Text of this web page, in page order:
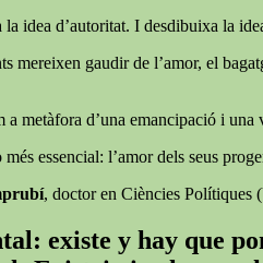
idea d’autoritat. I desdibuixa la
mereixen gaudir de l’amor, el
a metàfora d’una emancipació i
essencial: l’amor dels seus
, doctor en Ciències
existe y hay que